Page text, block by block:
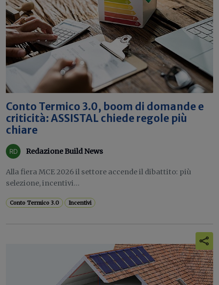
Conto Termico 3.0, boom di domande e
criticità: ASSISTAL chiede regole più
chiare
Redazione Build News
Alla fiera MCE 2026 il settore accende il dibattito: più
selezione, incentivi...
Conto Termico 3.0 Incentivi